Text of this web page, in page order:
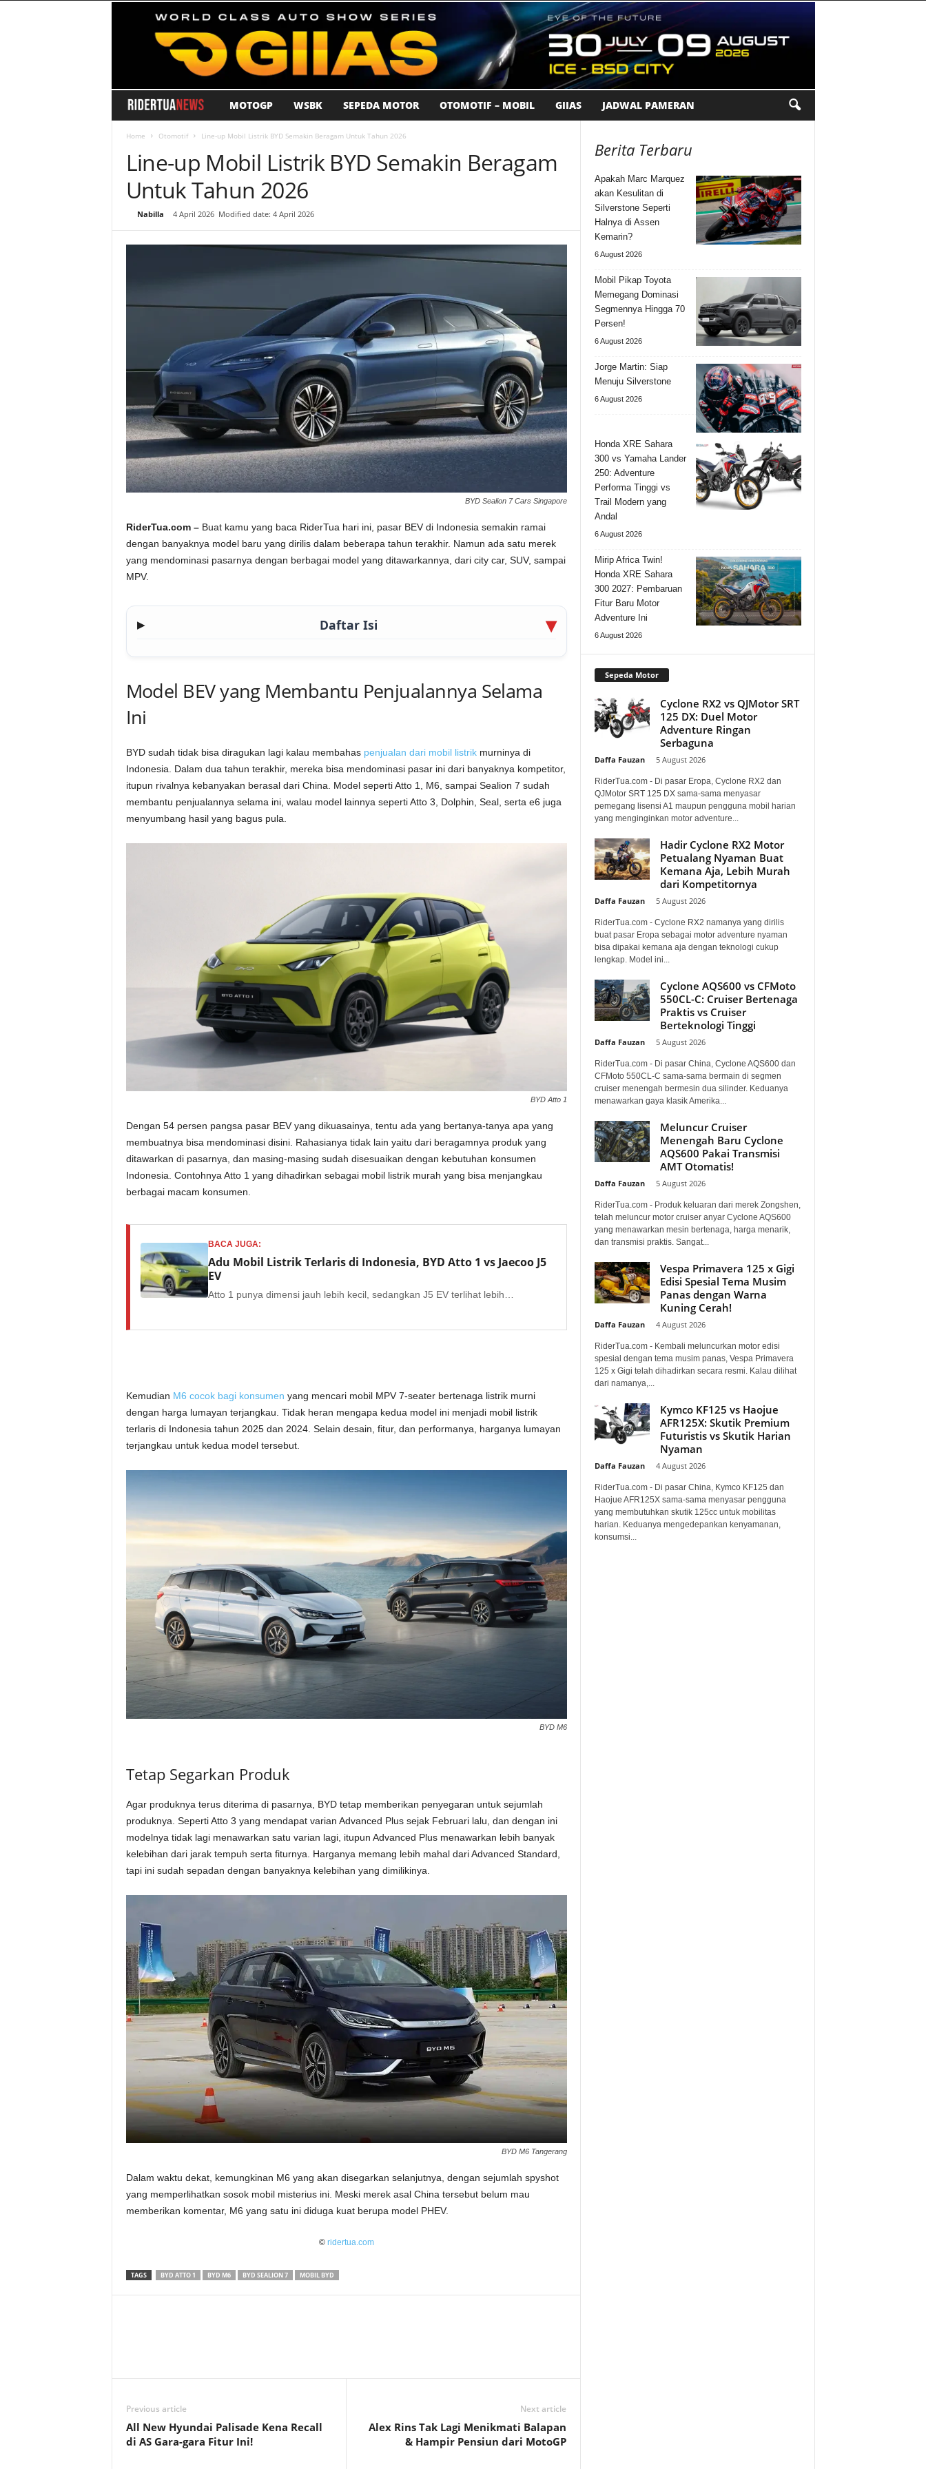
i
d
c
o
m
MOTOGP WSBK SEPEDA MOTOR OTOMOTIF – MOBIL GIIAS JADWAL PAMERAN
Home Otomotif Line-up Mobil Listrik BYD Semakin Beragam Untuk Tahun 2026
Line-up Mobil Listrik BYD Semakin Beragam
Untuk Tahun 2026
Nabilla 4 April 2026 Modified date: 4 April 2026
BYD Sealion 7 Cars Singapore
RiderTua.com –Buat kamu yang baca RiderTua hari ini, pasar BEV di Indonesia semakin ramai
dengan banyaknya model baru yang dirilis dalam beberapa tahun terakhir. Namun ada satu merek
yang mendominasi pasarnya dengan berbagai model yang ditawarkannya, dari city car, SUV, sampai
MPV.
▶ Daftar Isi
Model BEV yang Membantu Penjualannya Selama
Ini
BYD sudah tidak bisa diragukan lagi kalau membahas penjualan dari mobil listrikmurninya di
Indonesia. Dalam dua tahun terakhir, mereka bisa mendominasi pasar ini dari banyaknya kompetitor,
itupun rivalnya kebanyakan berasal dari China. Model seperti Atto 1, M6, sampai Sealion 7 sudah
membantu penjualannya selama ini, walau model lainnya seperti Atto 3, Dolphin, Seal, serta e6 juga
menyumbang hasil yang bagus pula.
BYD Atto 1
Dengan 54 persen pangsa pasar BEV yang dikuasainya, tentu ada yang bertanya-tanya apa yang
membuatnya bisa mendominasi disini. Rahasianya tidak lain yaitu dari beragamnya produk yang
ditawarkan di pasarnya, dan masing-masing sudah disesuaikan dengan kebutuhan konsumen
Indonesia. Contohnya Atto 1 yang dihadirkan sebagai mobil listrik murah yang bisa menjangkau
berbagai macam konsumen.
BACA JUGA:
Adu Mobil Listrik Terlaris di Indonesia, BYD Atto 1 vs Jaecoo J5
EV
Atto 1 punya dimensi jauh lebih kecil, sedangkan J5 EV terlihat lebih…
Kemudian M6 cocok bagi konsumen yang mencari mobil MPV 7-seater bertenaga listrik murni
dengan harga lumayan terjangkau. Tidak heran mengapa kedua model ini menjadi mobil listrik
terlaris di Indonesia tahun 2025 dan 2024. Selain desain, fitur, dan performanya, harganya lumayan
terjangkau untuk kedua model tersebut.
BYD M6
Tetap Segarkan Produk
Agar produknya terus diterima di pasarnya, BYD tetap memberikan penyegaran untuk sejumlah
produknya. Seperti Atto 3 yang mendapat varian Advanced Plus sejak Februari lalu, dan dengan ini
modelnya tidak lagi menawarkan satu varian lagi, itupun Advanced Plus menawarkan lebih banyak
kelebihan dari jarak tempuh serta fiturnya. Harganya memang lebih mahal dari Advanced Standard,
tapi ini sudah sepadan dengan banyaknya kelebihan yang dimilikinya.
BYD M6 Tangerang
Dalam waktu dekat, kemungkinan M6 yang akan disegarkan selanjutnya, dengan sejumlah spyshot
yang memperlihatkan sosok mobil misterius ini. Meski merek asal China tersebut belum mau
memberikan komentar, M6 yang satu ini diduga kuat berupa model PHEV.
© ridertua.com
TAGS BYD ATTO 1 BYD M6 BYD SEALION 7 MOBIL BYD
Previous article
All New Hyundai Palisade Kena Recall
di AS Gara-gara Fitur Ini!
Next article
Alex Rins Tak Lagi Menikmati Balapan
& Hampir Pensiun dari MotoGP
Berita Terbaru
Apakah Marc Marquez
akan Kesulitan di
Silverstone Seperti
Halnya di Assen
Kemarin?
6 August 2026
Mobil Pikap Toyota
Memegang Dominasi
Segmennya Hingga 70
Persen!
6 August 2026
Jorge Martin: Siap
Menuju Silverstone
6 August 2026
Honda XRE Sahara
300 vs Yamaha Lander
250: Adventure
Performa Tinggi vs
Trail Modern yang
Andal
6 August 2026
Mirip Africa Twin!
Honda XRE Sahara
300 2027: Pembaruan
Fitur Baru Motor
Adventure Ini
6 August 2026
Sepeda Motor
Cyclone RX2 vs QJMotor SRT
125 DX: Duel Motor
Adventure Ringan
Serbaguna
Daffa Fauzan 5 August 2026
RiderTua.com - Di pasar Eropa, Cyclone RX2 dan
QJMotor SRT 125 DX sama-sama menyasar
pemegang lisensi A1 maupun pengguna mobil harian
yang menginginkan motor adventure...
Hadir Cyclone RX2 Motor
Petualang Nyaman Buat
Kemana Aja, Lebih Murah
dari Kompetitornya
Daffa Fauzan 5 August 2026
RiderTua.com - Cyclone RX2 namanya yang dirilis
buat pasar Eropa sebagai motor adventure nyaman
bisa dipakai kemana aja dengan teknologi cukup
lengkap. Model ini...
Cyclone AQS600 vs CFMoto
550CL-C: Cruiser Bertenaga
Praktis vs Cruiser
Berteknologi Tinggi
Daffa Fauzan 5 August 2026
RiderTua.com - Di pasar China, Cyclone AQS600 dan
CFMoto 550CL-C sama-sama bermain di segmen
cruiser menengah bermesin dua silinder. Keduanya
menawarkan gaya klasik Amerika...
Meluncur Cruiser
Menengah Baru Cyclone
AQS600 Pakai Transmisi
AMT Otomatis!
Daffa Fauzan 5 August 2026
RiderTua.com - Produk keluaran dari merek Zongshen,
telah meluncur motor cruiser anyar Cyclone AQS600
yang menawarkan mesin bertenaga, harga menarik,
dan transmisi praktis. Sangat...
Vespa Primavera 125 x Gigi
Edisi Spesial Tema Musim
Panas dengan Warna
Kuning Cerah!
Daffa Fauzan 4 August 2026
RiderTua.com - Kembali meluncurkan motor edisi
spesial dengan tema musim panas, Vespa Primavera
125 x Gigi telah dihadirkan secara resmi. Kalau dilihat
dari namanya,...
Kymco KF125 vs Haojue
AFR125X: Skutik Premium
Futuristis vs Skutik Harian
Nyaman
Daffa Fauzan 4 August 2026
RiderTua.com - Di pasar China, Kymco KF125 dan
Haojue AFR125X sama-sama menyasar pengguna
yang membutuhkan skutik 125cc untuk mobilitas
harian. Keduanya mengedepankan kenyamanan,
konsumsi...